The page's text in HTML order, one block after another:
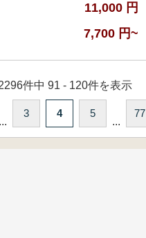
11,000 円
7,700 円~
件中 91 - 120件を表示
...
3 4 5
...
77